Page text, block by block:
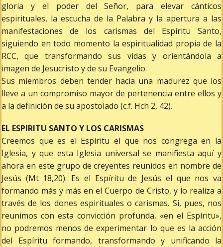
gloria y el poder del Señor, para elevar cánticos
espirituales, la escucha de la Palabra y la apertura a las
manifestaciones de los carismas del Espíritu Santo,
siguiendo en todo momento la espiritualidad propia de la
RCC, que transformando sus vidas y orientándola a
imagen de Jesucristo y de su Evangelio.
Sus miembros deben tender hacia una madurez que los
lleve a un compromiso mayor de pertenencia entre ellos y
a la definición de su apostolado (c.f. Hch 2, 42).
EL ESPIRITU SANTO Y LOS CARISMAS
Creemos que es el Espíritu el que nos congrega en la
Iglesia, y que esta Iglesia universal se manifiesta aquí y
ahora en este grupo de creyentes reunidos en nombre de
Jesús (Mt 18,20). Es el Espíritu de Jesús el que nos va
formando más y más en el Cuerpo de Cristo, y lo realiza a
través de los dones espirituales o carismas. Si, pues, nos
reunimos con esta convicción profunda, «en el Espíritu»,
no podremos menos de experimentar lo que es la acción
del Espíritu formando, transformando y unificando la